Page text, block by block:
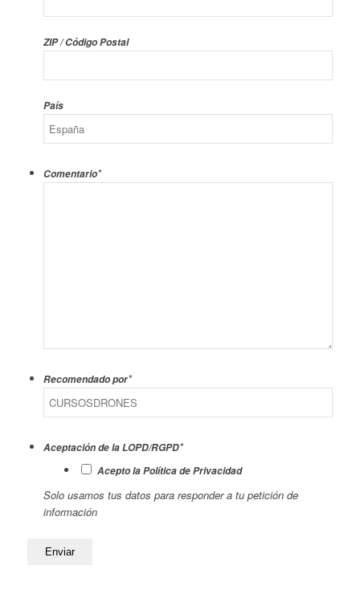
ZIP / Código Postal
País
Comentario*
Recomendado por*
Aceptación de la LOPD/RGPD*
Acepto la Política de Privacidad
Solo usamos tus datos para responder a tu petición de
información